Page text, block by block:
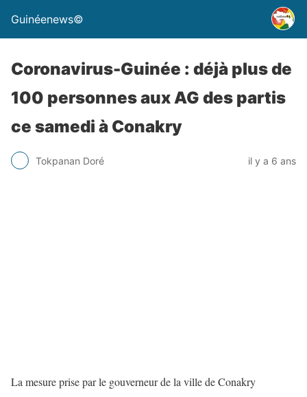
Guinéenews©
Coronavirus-Guinée : déjà plus de
100 personnes aux AG des partis
ce samedi à Conakry
Tokpanan Doré il y a 6 ans
La mesure prise par le gouverneur de la ville de Conakry